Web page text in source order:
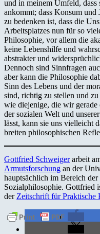
und in meinem Umfeld,
ankommt; dass Konsum
zu bedenken ist, dass die
Arbeitsplatzes nun für so
Philosophie, vor allem die
keine Lebenshilfe und
abstrakter und
Dennoch sind Sinnfragen
aber kann die Philosophie
Sinn des Lebens und der
sind, richtig zu stellen und
wie diejenige, die wir
der sozialen Welt und
lässt, kann sie uns vielleicht
breiten philosophischen
Gottfried Schweigerarbeit
Armutsforschung an der
hauptsächlich im Bereich
Sozialphilosophie. Gottfried
der Zeitschrift für Praktische